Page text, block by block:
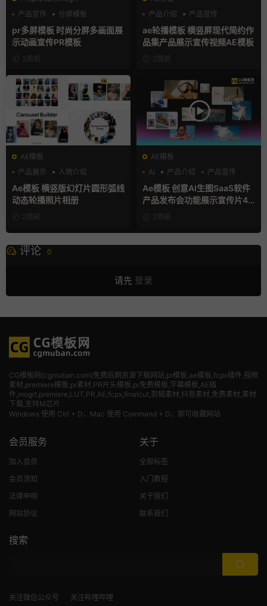
产品宣传
分屏模板
品牌宣传
pr多屏模板 时尚分屏多画面展
示动画宣传PR模板
2周前
产品介绍
产品宣传
产品展示
ae轮播模板 横竖屏现代简约作
品集产品展示宣传视频AE模板
2周前
AE模板
产品展示
人物介绍
团队介绍
Ae模板 横竖版幻灯片圆形弧线
动态轮播照片相册
2周前
AE模板
AI
产品介绍 产品宣传
Ae模板 创意AI生图SaaS软件
产品发布会功能展示宣传片4K
片头2周前
评论 0
请先 登录
CG模板网(cgmuban.com)免费后期资源下载网站,pr模板,ae模板,fcpx插件,视频
素材 ,premiere模板,pr素材,PR片头模板,pr免费模板,字幕模板,AE插
件,mogrt,premiere,LUT,PR,AE,fcpx,finalcut,剪辑素材,抖音素材,免费素材,素材
下载,支持M芯片
Windows 使用 Ctrl + D，Mac 使用 Command + D，即可收藏网站
会员服务
加入会员
会员须知
法律申明
网站协议
关于
全部标签
入门教程
关于我们
联系我们
搜索
关注微信公众号 关注哔哩哔哩